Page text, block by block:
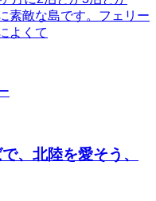
素敵な島です。フェリー
よくて
、北陸を愛そう、